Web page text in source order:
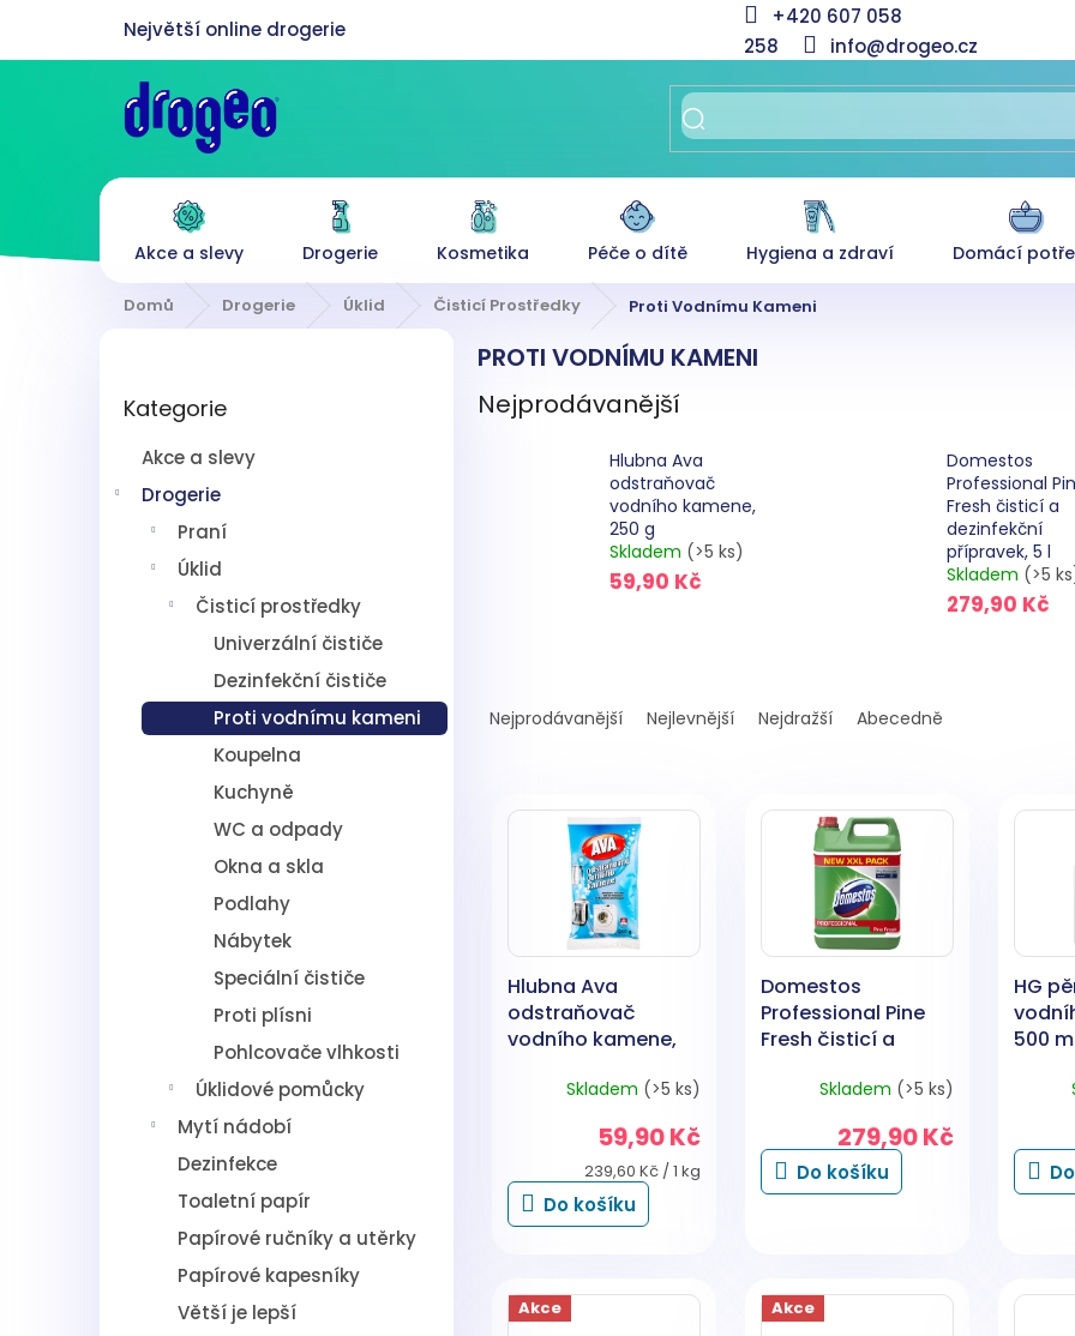
obsah
+420 607 058
258
info@drogeo.cz
Akce a slevy Drogerie Kosmetika Péče o dítě Hygiena a zdraví Domácí
Domů Drogerie Úklid Čisticí Prostředky Proti Vodnímu Kameni
kategorie
Kategorie
Akce a slevy
Drogerie
Praní
Úklid
Čisticí prostředky
Univerzální čističe
Dezinfekční čističe
Proti vodnímu kameni
Koupelna
Kuchyně
WC a odpady
Okna a skla
Podlahy
Nábytek
Speciální čističe
Proti plísni
Pohlcovače vlhkosti
Úklidové pomůcky
Mytí nádobí
Dezinfekce
Toaletní papír
Papírové ručníky a utěrky
Papírové kapesníky
Větší je lepší
PROTI VODNÍMU KAMENI
Nejprodávanější
Hlubna Ava
odstraňovač
vodního kamene,
250 g
Skladem (>5 ks)
59,90 Kč
Domestos
Professional
Fresh čisticí a
dezinfekční
přípravek, 5 l
Skladem (>5
279,90 Kč
aNejprodávanější Nejlevnější Nejdražší Abecedně
Hlubna Ava
odstraňovač
vodního kamene,
Skladem (>5 ks)
59,90 Kč
Měrná
cena:
239,60 Kč / 1 kg
Do košíku
Domestos
Professional Pine
Fresh čisticí a
přípravek, 5 l
Skladem (>5 ks)
279,90 Kč
Do košíku
HG
500
Akce Akce